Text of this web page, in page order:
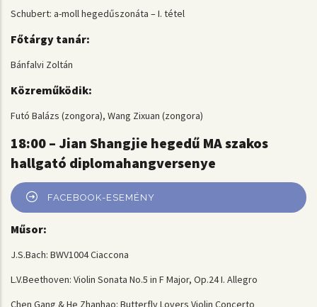
Schubert: a-moll hegedűszonáta – I. tétel
Főtárgy tanár:
Bánfalvi Zoltán
Közreműködik:
Futó Balázs (zongora), Wang Zixuan (zongora)
18:00 – Jian Shangjie hegedű MA szakos
hallgató diplomahangversenye
FACEBOOK-ESEMÉNY
Műsor:
J.S.Bach: BWV1004 Ciaccona
L.V.Beethoven: Violin Sonata No.5 in F Major, Op.24 I. Allegro
Chen Gang & He Zhanhao: Butterfly Lovers Violin Concerto